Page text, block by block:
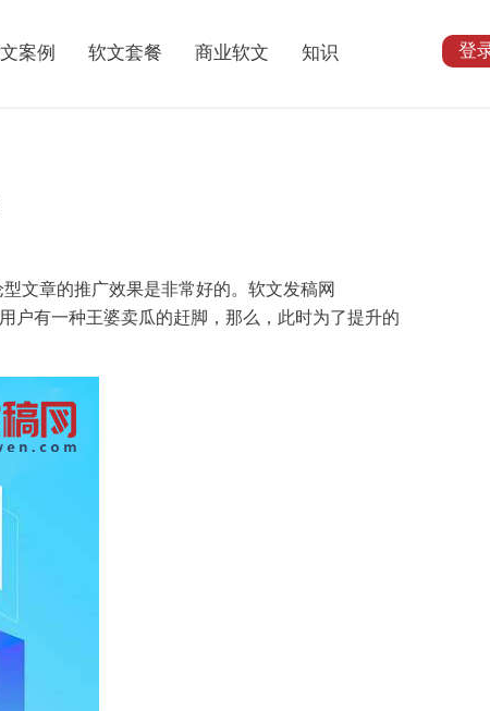
案例 软文套餐 商业软文 知识 登
型文章的推广效果是非常好的。 软文发稿网
用户有一种王婆卖瓜的赶脚，那么，此时为了提升的